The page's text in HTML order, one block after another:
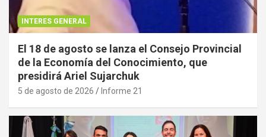
INTERES GENERAL
El 18 de agosto se lanza el Consejo Provincial
de la Economía del Conocimiento, que
presidirá Ariel Sujarchuk
5 de agosto de 2026 Informe 21